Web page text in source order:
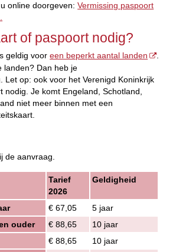
online doorgeven:Vermissing paspoort
of paspoort nodig?
geldig vooreen beperkt aantal landen
.
landen? Dan heb je
Let op: ook voor het Verenigd Koninkrijk
nodig. Je komt Engeland, Schotland,
niet meer binnen met een
de aanvraag.
Tarief
2026
Geldigheid
€ 67,05
5 jaar
ouder
€ 88,65
10 jaar
€ 88,65
10 jaar